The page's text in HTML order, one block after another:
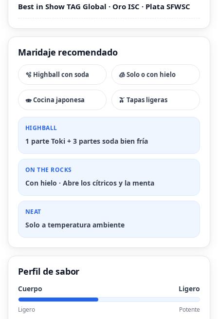
Best in Show TAG Global · Oro ISC · Plata SFWSC
Maridaje recomendado
🫧 Highball con soda 🧊 Solo o con hielo
🍣 Cocina japonesa 🫒 Tapas ligeras
HIGHBALL
1 parte Toki + 3 partes soda bien fría
ON THE ROCKS
Con hielo · Abre los cítricos y la menta
NEAT
Solo a temperatura ambiente
Perfil de sabor
Cuerpo Ligero
Ligero Potente